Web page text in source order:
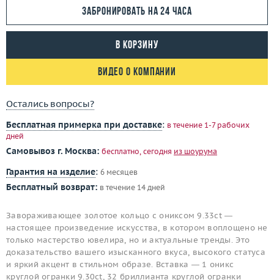
Забронировать на 24 часа
В корзину
Видео о компании
Остались вопросы?
Бесплатная примерка при доставке: в течение 1-7 рабочих
дней
Самовывоз г. Москва: бесплатно, сегодня из шоурума
Гарантия на изделие: 6 месяцев
Бесплатный возврат: в течение 14 дней
Завораживающее золотое кольцо с ониксом 9.33ct —
настоящее произведение искусства, в котором воплощено не
только мастерство ювелира, но и актуальные тренды. Это
доказательство вашего изысканного вкуса, высокого статуса
и яркий акцент в стильном образе. Вставка — 1 оникс
круглой огранки 9.30ct, 32 бриллианта круглой огранки